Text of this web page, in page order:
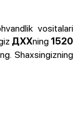
vositalari
ДХХning 1520
Shaxsingizning